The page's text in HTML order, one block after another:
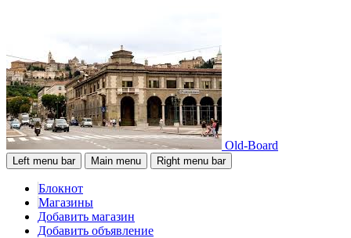
Old-Board
Left menu bar Main menu Right menu bar
Блокнот
Магазины
Добавить магазин
Добавить объявление